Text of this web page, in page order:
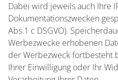
Dabei wird jeweils auch Ihre
Dokumentationszwecken
Abs.1 c DSGVO).
Werbezwecke erhobenen
der Werbezweck fortbesteht
Ihrer Einwilligung oder Ihr